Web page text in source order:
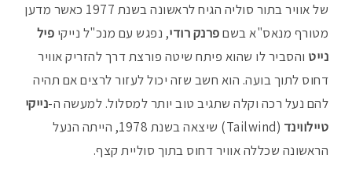
של אוויר בתור סוליה הגיח לראשונה בשנת 1977 כאשר מדען
מטורף מנאס"א בשםפרנק רודי, נפגש עם מנכ"ל נייקי פיל
נייט והסביר לו שהוא פיתח שיטה פורצת דרך להזריק אוויר
דחוס לתוך בועה. הוא חשב שזה יכול לעזור לרצים אם תהיה
להם נעל רכה וקלה שתגיב טוב יותר למסלול. למעשה ה-נייקי
טיילווינד
(Tailwind) שיצאה בשנת 1978, הייתה הנעל
הראשונה שכללה אוויר דחוס בתוך סוליית קצף.